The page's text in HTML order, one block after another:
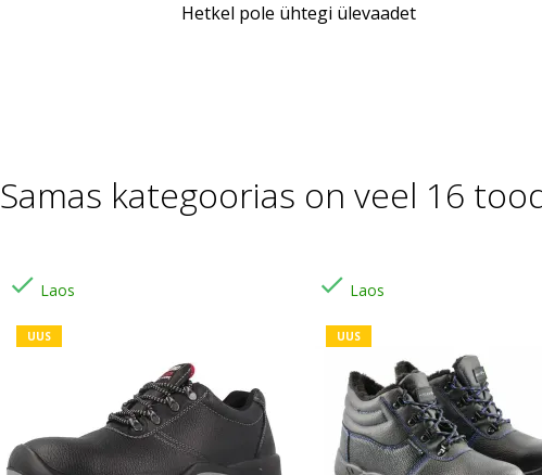
Hetkel pole ühtegi ülevaadet
Samas kategoorias on veel 16
 Laos
UUS
 Laos
UUS